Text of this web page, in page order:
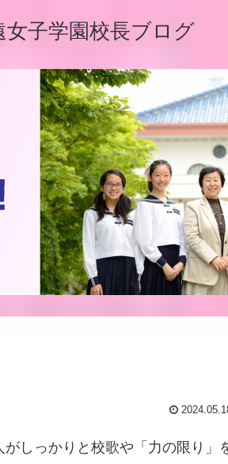
女子学園校長ブログ
しっかりと校歌や「力の限り」